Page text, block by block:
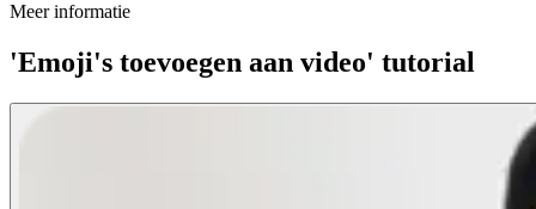
Meer informatie
'Emoji's toevoegen aan video' tutorial